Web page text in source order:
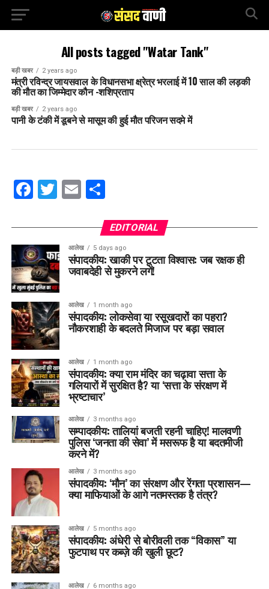
All posts tagged "Watar Tank"
बड़ी खबर 2 years ago
मंत्री रविन्द्र जायसवाल के विधानसभा क्ष्रेत्र भरलाई में 10 साल की लड़की
की मौत का जिम्मेदार कौन -शशिप्रताप
बड़ी खबर 2 years ago
पानी के टंकी में डूबने से मासूम की हुई मौत परिजन सदमे में
Facebook
Twitter
EmailShare
EDITORIAL
आलेख 5 days ago
संपादकीय: खाकी पर टूटता विश्वास: जब रक्षक ही
जवाबदेही से मुकरने लगें!
आलेख 1 month ago
संपादकीय: लोकसेवा या रसूखदारों का पहरा?
नौकरशाही के बदलते मिजाज पर बड़ा सवाल
आलेख 1 month ago
संपादकीय: क्या राम मंदिर का चढ़ावा सत्ता के
गलियारों में सुरक्षित है? या ‘सत्ता के संरक्षण में
भ्रष्टाचार’
आलेख 3 months ago
सम्पादकीय: तालियां बजती रहनी चाहिए! मालवणी
पुलिस ‘जनता की सेवा’ में मसरूफ है या बदतमीजी
करने में?
आलेख 3 months ago
संपादकीय: ‘मौन’ का संरक्षण और रेंगता प्रशासन—
क्या माफियाओं के आगे नतमस्तक है तंत्र?
आलेख 5 months ago
संपादकीय: अंधेरी से बोरीवली तक “विकास” या
फुटपाथ पर कब्ज़े की खुली छूट?
आलेख 6 months ago